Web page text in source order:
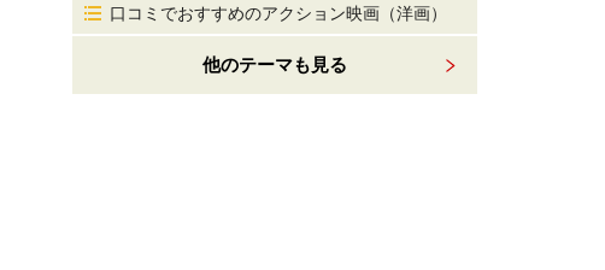
口コミでおすすめのアクション映画（洋画）
他のテーマも見る